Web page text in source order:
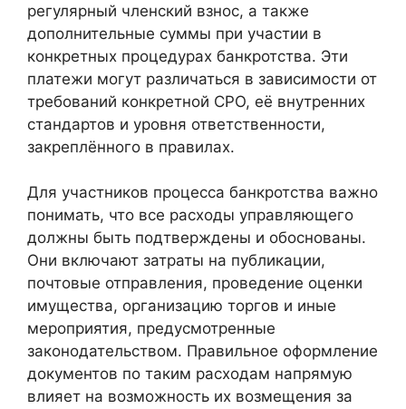
регулярный членский взнос, а также
дополнительные суммы при участии в
конкретных процедурах банкротства. Эти
платежи могут различаться в зависимости от
требований конкретной СРО, её внутренних
стандартов и уровня ответственности,
закреплённого в правилах.
Для участников процесса банкротства важно
понимать, что все расходы управляющего
должны быть подтверждены и обоснованы.
Они включают затраты на публикации,
почтовые отправления, проведение оценки
имущества, организацию торгов и иные
мероприятия, предусмотренные
законодательством. Правильное оформление
документов по таким расходам напрямую
влияет на возможность их возмещения за